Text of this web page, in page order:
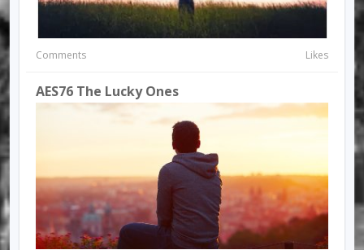
Comments Likes
AES76 The Lucky Ones